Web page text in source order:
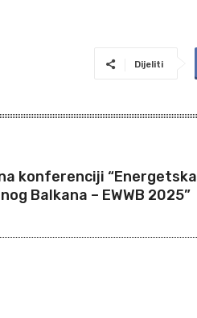
Dijeliti
konferenciji “Energetska
Balkana – EWWB 2025”